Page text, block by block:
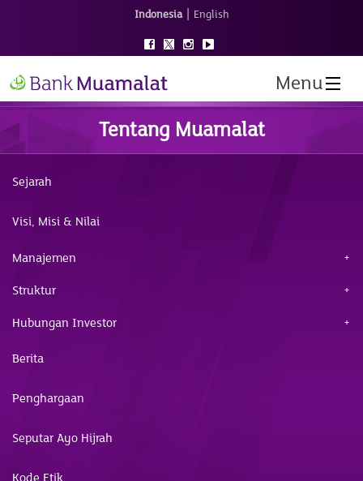
Indonesia | English
Menu
Tentang Muamalat
Sejarah
Visi, Misi & Nilai
Manajemen
Struktur
Hubungan Investor
Berita
Penghargaan
Seputar Ayo Hijrah
Kode Etik